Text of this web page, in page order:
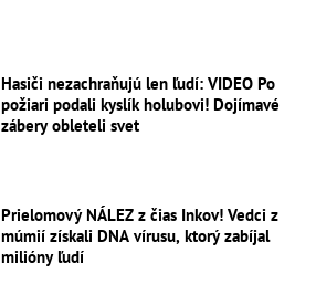
Hasiči nezachraňujú len ľudí: VIDEO Po
požiari podali kyslík holubovi! Dojímavé
zábery obleteli svet
Prielomový NÁLEZ z čias Inkov! Vedci z
múmií získali DNA vírusu, ktorý zabíjal
milióny ľudí